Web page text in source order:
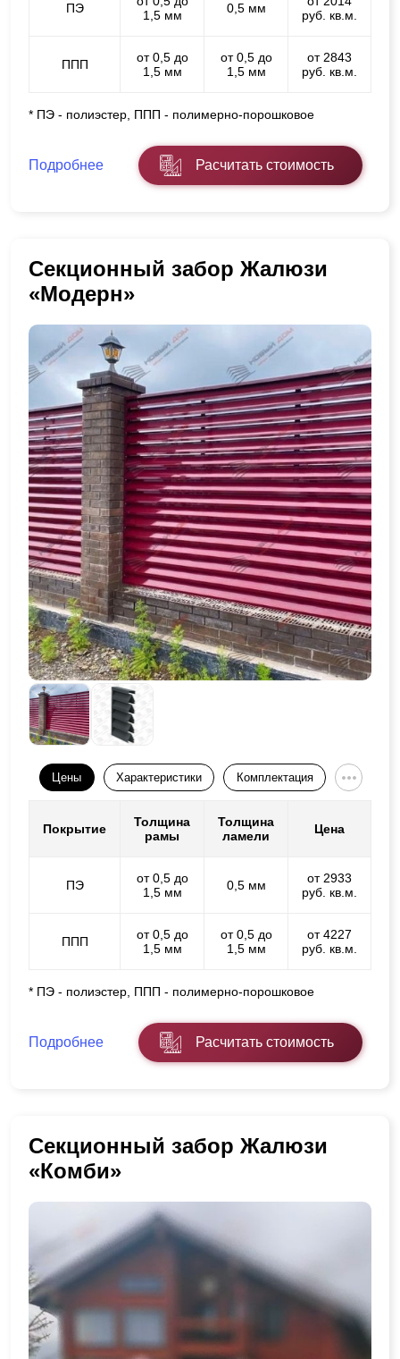
ПЭ
1,5 мм
0,5 мм
руб. кв.м.
ППП
от 0,5 до
1,5 мм
от 0,5 до
1,5 мм
от 2843
руб. кв.м.
* ПЭ - полиэстер, ППП - полимерно-порошковое
Подробнее Расчитать стоимость
Секционный забор Жалюзи
«Модерн»
Цены Характеристики Комплектация
Покрытие
Толщина
рамы
Толщина
ламели
Цена
ПЭ
от 0,5 до
1,5 мм
0,5 мм
от 2933
руб. кв.м.
ППП
от 0,5 до
1,5 мм
от 0,5 до
1,5 мм
от 4227
руб. кв.м.
* ПЭ - полиэстер, ППП - полимерно-порошковое
Подробнее Расчитать стоимость
Секционный забор Жалюзи
«Комби»